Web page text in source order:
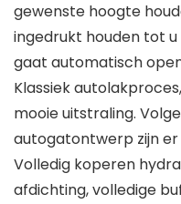
gewenste hoogte
ingedrukt houden tot
gaat automatisch
Klassiek
mooie uitstraling.
autogatontwerp zijn
Volledig koperen
afdichting, volledige